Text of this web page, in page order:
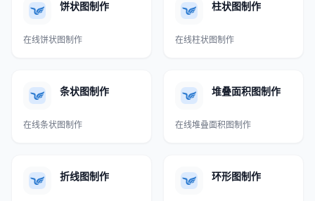
饼状图制作
在线饼状图制作
柱状图制作
在线柱状图制作
条状图制作
在线条状图制作
堆叠面积图制作
在线堆叠面积图制作
折线图制作 环形图制作